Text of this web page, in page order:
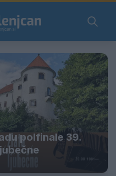
polfinale 39.